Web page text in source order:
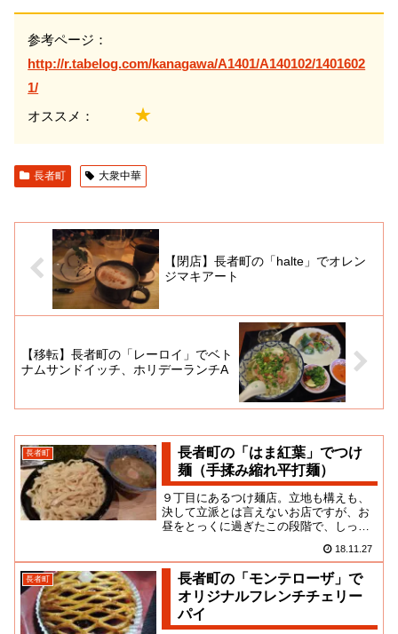
参考ページ：
http://r.tabelog.com/kanagawa/A1401/A140102/1401602
1/
オススメ： ★
長者町 大衆中華
【閉店】長者町の「halte」でオレン
ジマキアート
【移転】長者町の「レーロイ」でベト
ナムサンドイッチ、ホリデーランチA
長者町
長者町の「はま紅葉」でつけ
麺（手揉み縮れ平打麺）
９丁目にあるつけ麺店。立地も構えも、
決して立派とは言えないお店ですが、お
昼をとっくに過ぎたこの段階で、しっか
すごいよね。先ごろ１周年を迎... 18.11.27
長者町
長者町の「モンテローザ」で
オリジナルフレンチチェリー
パイ